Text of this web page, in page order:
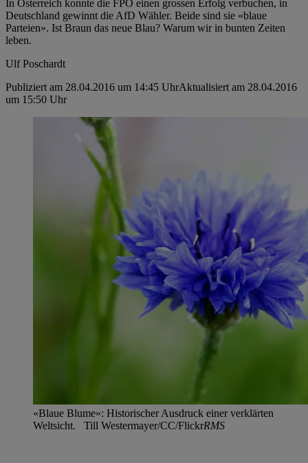
In Österreich konnte die FPÖ einen grossen Erfolg verbuchen, in
Deutschland gewinnt die AfD Wähler. Beide sind sie «blaue
Parteien». Ist Braun das neue Blau? Warum wir in bunten Zeiten
leben.
Ulf Poschardt
Publiziert am 28.04.2016 um 14:45 UhrAktualisiert am 28.04.2016
um 15:50 Uhr
«Blaue Blume»: Historischer Ausdruck einer verklärten
Weltsicht. Till Westermayer/CC/FlickrRMS